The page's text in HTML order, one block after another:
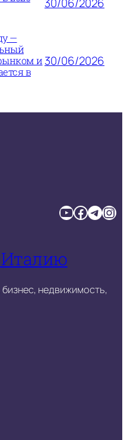
—
и
в
30/06/2026
YouTube Facebook TelegramInstagram
недвижимость,